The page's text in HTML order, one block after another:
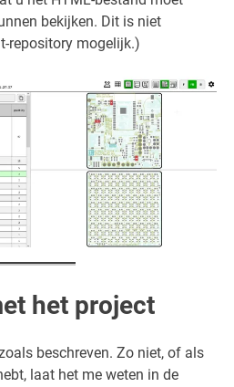
bekijken. Dit is niet
repository mogelijk.)
het project
beschreven. Zo niet, of als
laat het me weten in de